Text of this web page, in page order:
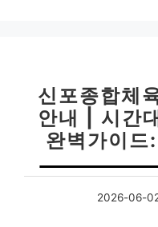
신포종합체
안내 | 시간
완벽가이
2026-06-